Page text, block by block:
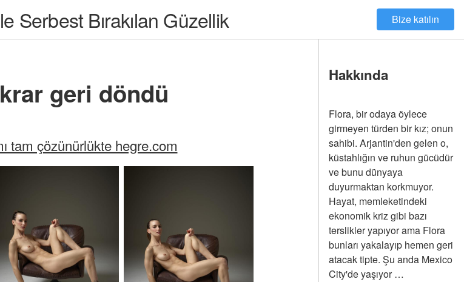
Serbest Bırakılan Güzellik Bize katılın
geri döndü
tam çözünürlükte hegre.com
Hakkında
Flora, bir odaya öylece
girmeyen türden bir kız; onun
sahibi. Arjantin'den gelen o,
küstahlığın ve ruhun gücüdür
ve bunu dünyaya
duyurmaktan korkmuyor.
Hayat, memleketindeki
ekonomik kriz gibi bazı
terslikler yapıyor ama Flora
bunları yakalayıp hemen geri
atacak tipte. Şu anda Mexico
City'de yaşıyor …